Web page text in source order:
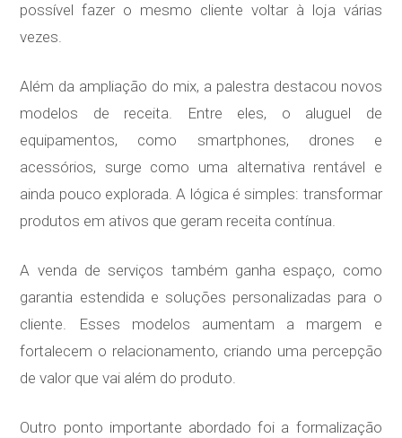
possível fazer o mesmo cliente voltar à loja várias
vezes.
Além da ampliação do mix, a palestra destacou novos
modelos de receita. Entre eles, o aluguel de
equipamentos, como smartphones, drones e
acessórios, surge como uma alternativa rentável e
ainda pouco explorada. A lógica é simples: transformar
produtos em ativos que geram receita contínua.
A venda de serviços também ganha espaço, como
garantia estendida e soluções personalizadas para o
cliente. Esses modelos aumentam a margem e
fortalecem o relacionamento, criando uma percepção
de valor que vai além do produto.
Outro ponto importante abordado foi a formalização